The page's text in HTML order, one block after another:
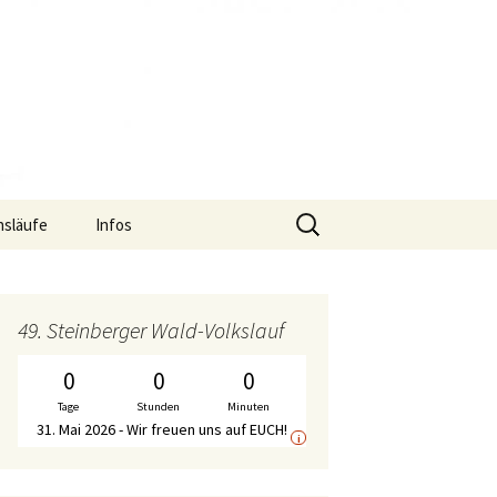
S2-Lauf – Wechselpunkte
S2-Lauf – Streckenplan
S2-Lauf – Zeitplan
Bericht WirDueller-
Biolauf
Ausschreibung
WirDueller-Biolauf
Infos
Gymnastik-Angebot
Mitgliedschaft
Suche
nach:
49. Steinberger Wald-Volkslauf
0
Tage
0
Stunden
0
Minuten
31. Mai 2026 - Wir freuen uns auf EUCH! i